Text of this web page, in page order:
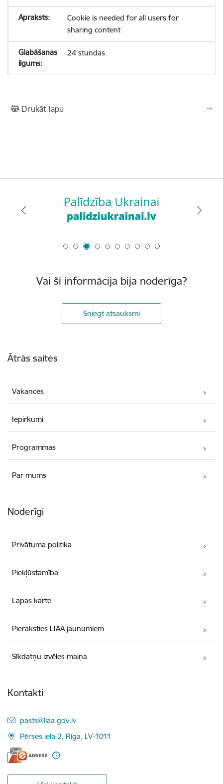
Cookie is needed for all users for
sharing content
24 stundas
Drukāt lapu
Vai šī informācija bija noderīga?
Sniegt atsauksmi
Ātrās saites
Vakances
Iepirkumi
Programmas
Par mums
Noderīgi
Privātuma politika
Piekļūstamība
Lapas karte
Pieraksties LIAA jaunumiem
Sīkdatņu izvēles maiņa
Kontakti
E-pasts:
pasts@liaa.gov.lv
Pērses iela 2, Rīga, LV-1011